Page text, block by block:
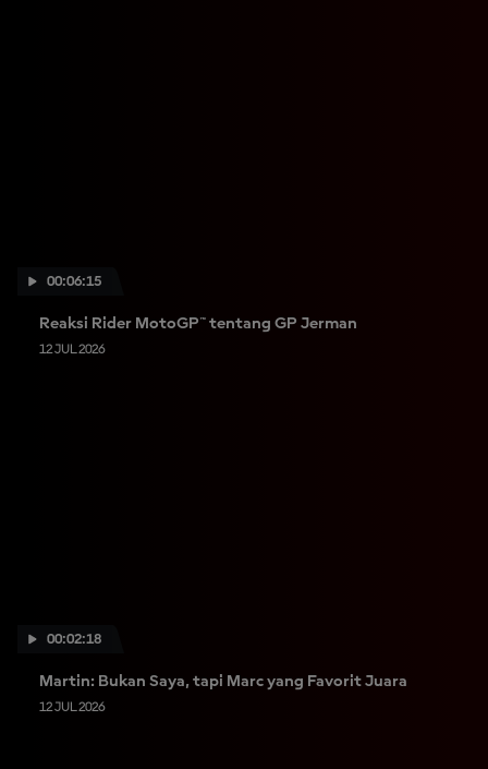
00:06:15
Reaksi Rider MotoGP™ tentang GP Jerman
12 JUL 2026
00:02:18
Martin: Bukan Saya, tapi Marc yang Favorit Juara
12 JUL 2026